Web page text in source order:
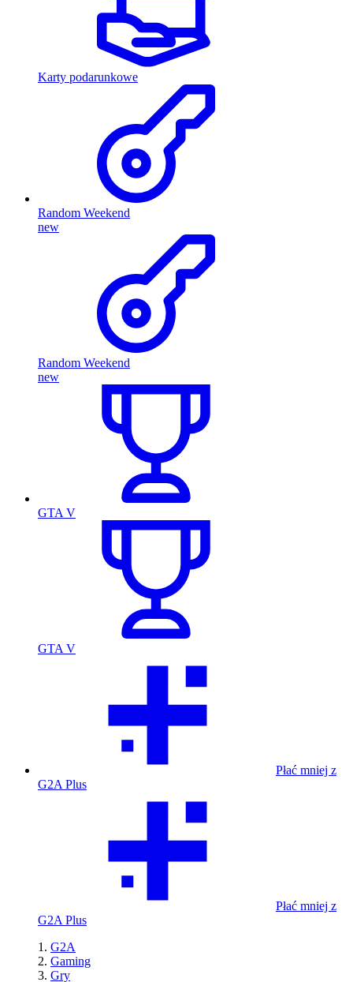
Karty podarunkowe
Random Weekend
new
Random Weekend
new
GTA V
GTA V
Płać mniej z
G2A Plus
Płać mniej z
G2A Plus
G2A
Gaming
Gry